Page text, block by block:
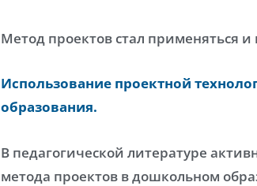
Метод проектов стал применяться
Использование проектной
образования.
В педагогической литературе
метода проектов в дошкольном